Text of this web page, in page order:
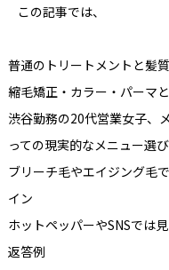
この記事では、
普通のトリートメントと髪
縮毛矯正・カラー・パーマ
渋谷勤務の20代営業女子、
っての現実的なメニュー選び
ブリーチ毛やエイジング毛
イン
ホットペッパーやSNSでは
返答例